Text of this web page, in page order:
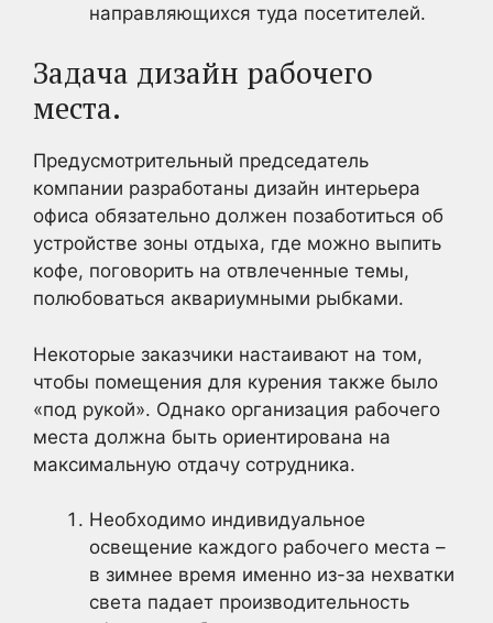
направляющихся туда посетителей.
Задача дизайн рабочего
места.
Предусмотрительный председатель
компании разработаны дизайн интерьера
офиса обязательно должен позаботиться об
устройстве зоны отдыха, где можно выпить
кофе, поговорить на отвлеченные темы,
полюбоваться аквариумными рыбками.
Некоторые заказчики настаивают на том,
чтобы помещения для курения также было
«под рукой». Однако организация рабочего
места должна быть ориентирована на
максимальную отдачу сотрудника.
Необходимо индивидуальное
освещение каждого рабочего места –
в зимнее время именно из-за нехватки
света падает производительность